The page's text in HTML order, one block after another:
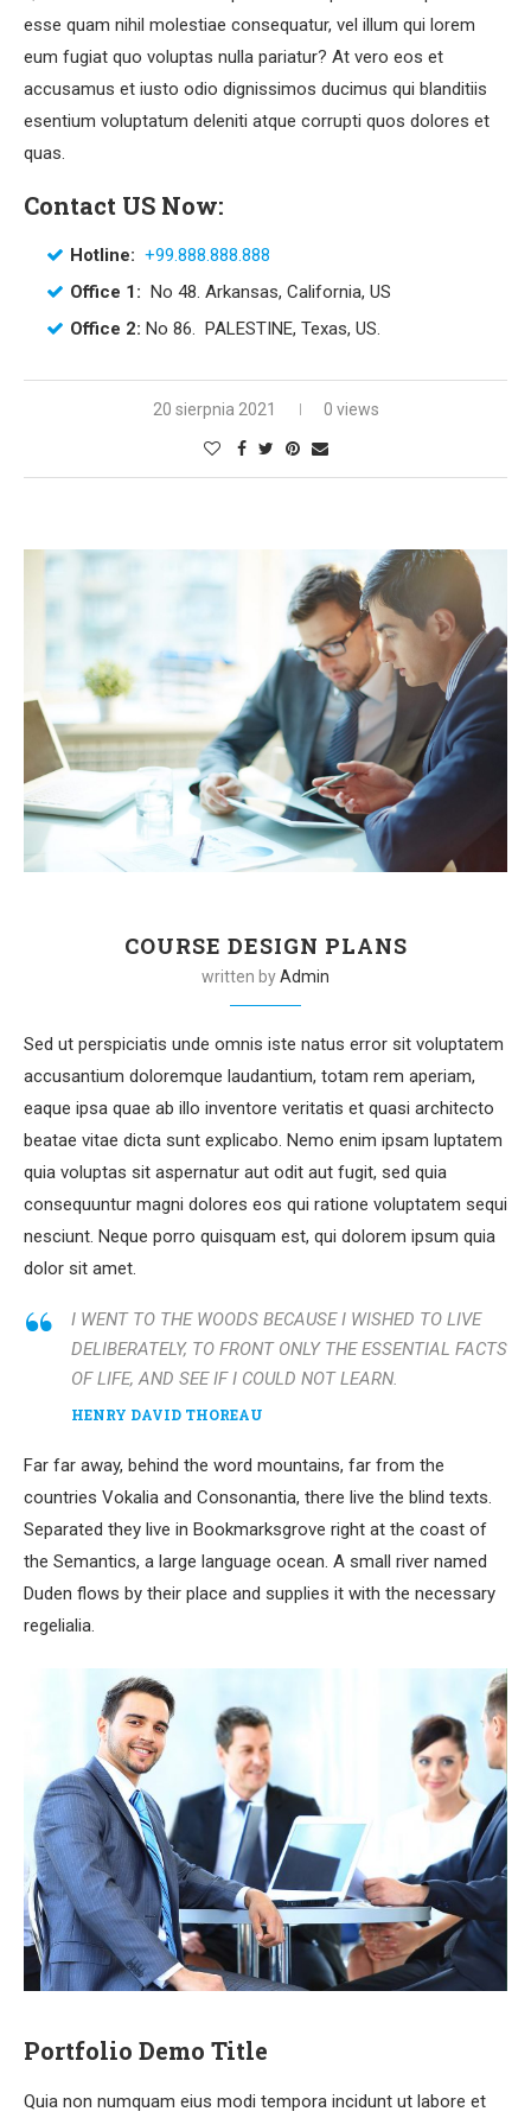
esse quam nihil molestiae consequatur, vel illum qui lorem
eum fugiat quo voluptas nulla pariatur? At vero eos et
accusamus et iusto odio dignissimos ducimus qui blanditiis
esentium voluptatum deleniti atque corrupti quos dolores et
quas.
Contact US Now:
Hotline: +99.888.888.888
Office 1: No 48. Arkansas, California, US
Office 2: No 86. PALESTINE, Texas, US.
20 sierpnia 2021 0 views
COURSE DESIGN PLANS
written byAdmin
Sed ut perspiciatis unde omnis iste natus error sit voluptatem
accusantium doloremque laudantium, totam rem aperiam,
eaque ipsa quae ab illo inventore veritatis et quasi architecto
beatae vitae dicta sunt explicabo. Nemo enim ipsam luptatem
quia voluptas sit aspernatur aut odit aut fugit, sed quia
consequuntur magni dolores eos qui ratione voluptatem sequi
nesciunt. Neque porro quisquam est, qui dolorem ipsum quia
dolor sit amet.
I WENT TO THE WOODS BECAUSE I WISHED TO LIVE
DELIBERATELY, TO FRONT ONLY THE ESSENTIAL FACTS
OF LIFE, AND SEE IF I COULD NOT LEARN.
HENRY DAVID THOREAU
Far far away, behind the word mountains, far from the
countries Vokalia and Consonantia, there live the blind texts.
Separated they live in Bookmarksgrove right at the coast of
the Semantics, a large language ocean. A small river named
Duden flows by their place and supplies it with the necessary
regelialia.
Portfolio Demo Title
Quia non numquam eius modi tempora incidunt ut labore et